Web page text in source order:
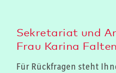
Sekretariat und
Frau Karina Falten
Für Rückfragen steht